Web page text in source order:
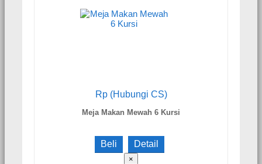
Rp (Hubungi CS)
Meja Makan Mewah 6 Kursi
Beli Detail
×